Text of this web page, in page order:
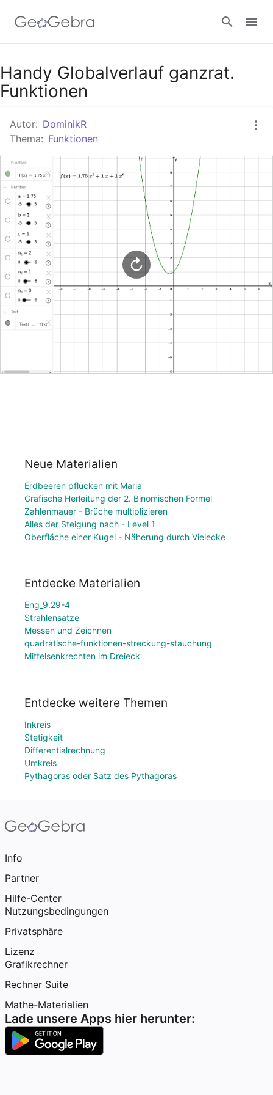
Google Classroom
Anmelden
Handy Globalverlauf ganzrat.
Funktionen
Autor: DominikR
Thema: Funktionen
Neue Materialien
Erdbeeren pflücken mit Maria
Grafische Herleitung der 2. Binomischen Formel
Zahlenmauer - Brüche multiplizieren
Alles der Steigung nach - Level 1
Oberfläche einer Kugel - Näherung durch Vielecke
Entdecke Materialien
Eng_9.29-4
Strahlensätze
Messen und Zeichnen
quadratische-funktionen-streckung-stauchung
Mittelsenkrechten im Dreieck
Entdecke weitere Themen
Inkreis
Stetigkeit
Differentialrechnung
Umkreis
Pythagoras oder Satz des Pythagoras
Info
Partner
Hilfe-Center
Nutzungsbedingungen
Privatsphäre
Lizenz
Grafikrechner
Rechner Suite
Mathe-Materialien
Lade unsere Apps hier herunter: